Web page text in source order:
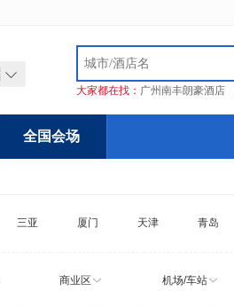
大家都在找： 广州南丰朗豪酒店
全国会场
三亚 厦门 天津 青岛
商业区 机场/车站